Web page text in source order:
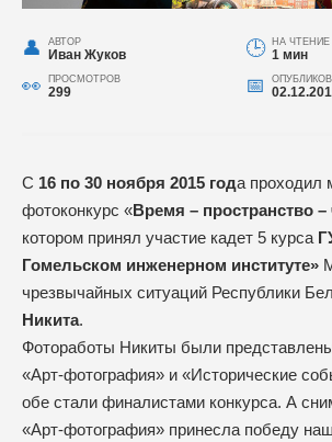
АВТОР
Иван Жуков
НА ЧТЕНИЕ
1 мин
ПРОСМОТРОВ
299
С 16 по 30 ноября 2015 года проходил
фотоконкурс «Время – пространство –
котором принял участие кадет 5 курса
Гомельском инженерном институте»
чрезвычайных ситуаций Республики
Никита.
Фотоработы Никиты были
«Арт-фотография» и «Исторические
обе стали финалистами конкурса. А
«Арт-фотография» принесла победу